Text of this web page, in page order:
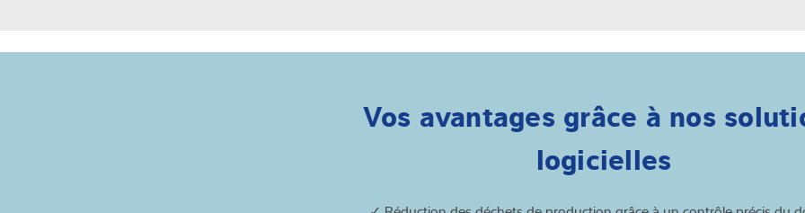
Vos avantages grâce à nos
logicielles